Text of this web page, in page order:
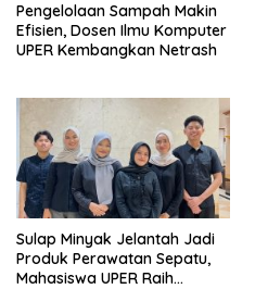
Pengelolaan Sampah Makin
Efisien, Dosen Ilmu Komputer
UPER Kembangkan Netrash
Sulap Minyak Jelantah Jadi
Produk Perawatan Sepatu,
Mahasiswa UPER Raih